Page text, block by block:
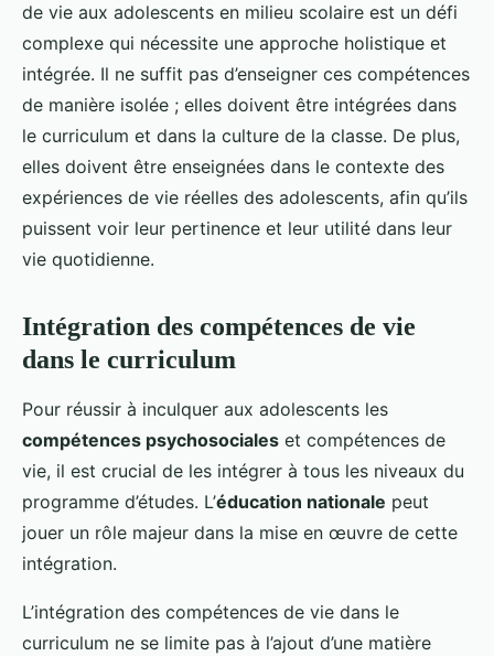
de vie aux adolescents en milieu scolaire est un défi
complexe qui nécessite une approche holistique et
intégrée. Il ne suffit pas d’enseigner ces compétences
de manière isolée ; elles doivent être intégrées dans
le curriculum et dans la culture de la classe. De plus,
elles doivent être enseignées dans le contexte des
expériences de vie réelles des adolescents, afin qu’ils
puissent voir leur pertinence et leur utilité dans leur
vie quotidienne.
Intégration des compétences de vie
dans le curriculum
Pour réussir à inculquer aux adolescents les
compétences psychosociales et compétences de
vie, il est crucial de les intégrer à tous les niveaux du
programme d’études. L’éducation nationale peut
jouer un rôle majeur dans la mise en œuvre de cette
intégration.
L’intégration des compétences de vie dans le
curriculum ne se limite pas à l’ajout d’une matière